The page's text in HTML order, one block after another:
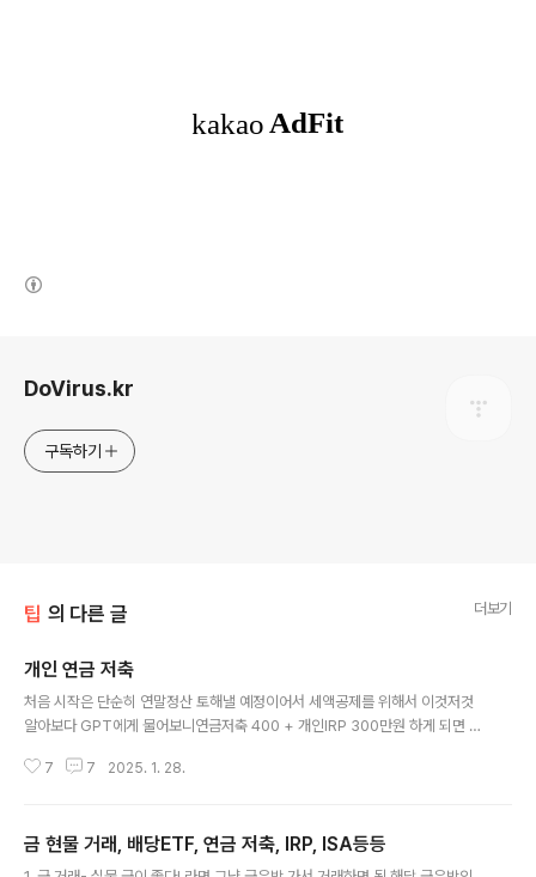
DoVirus.kr
구독하기
팁 의 다른 글 더보기
개인 연금 저축
처음 시작은 단순히 연말정산 토해낼 예정이어서 세액공제를 위해서 이것저것
알아보다 GPT에게 물어보니연금저축 400 + 개인IRP 300만원 하게 되면 급
2023년에 머물러 있는 것이 함정... 600 +300만원까지 가능함) 그래서 돈을
를 원래 하고 있었으면 원래 내야 할 세금 내는 것 뿐이다손해는 1도 없는 거다
급전이 미친듯이 필요하다 그럼 해지하던가 담보대출 받던가 하면 되는 거다단
7 7 2025. 1. 28.
금 현물 거래, 배당ETF, 연금 저축, IRP, ISA등등